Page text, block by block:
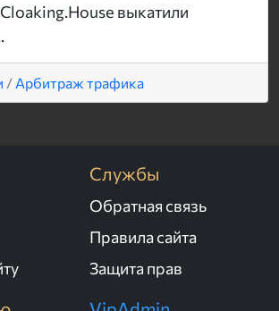
выкатили
/ Арбитраж трафика
Службы
Обратная связь
Правила сайта
Защита прав